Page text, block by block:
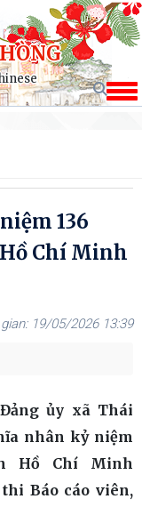
136
Chí Minh
19/05/2026 13:39
Đảng ủy xã Thái
nhân kỷ niệm
Hồ Chí Minh
thi Báo cáo viên,